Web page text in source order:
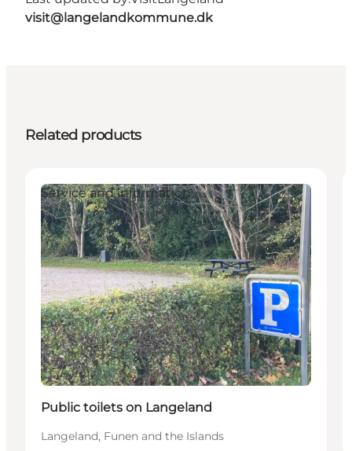
visit@langelandkommune.dk
Related products
Service and information
Public toilets on Langeland
Langeland, Funen and the Islands